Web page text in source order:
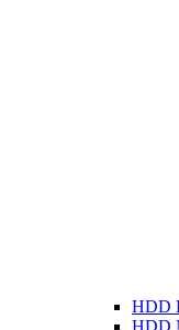
HDD
HDD